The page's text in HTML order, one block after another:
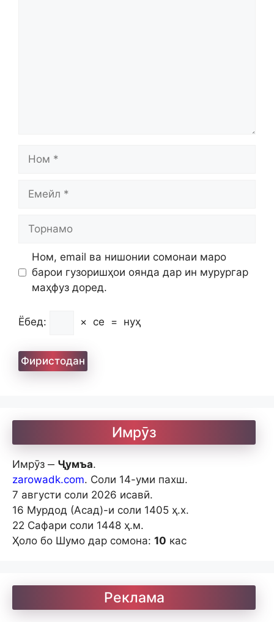
Ном, email ва нишонии сомонаи маро
барои гузоришҳои оянда дар ин мурургар
маҳфуз доред.
Ёбед: × се = нуҳ
Имрӯз
Имрӯз ‒ Ҷумъа.
zarowadk.com. Соли 14-уми пахш.
7 августи соли 2026 исавӣ.
16 Мурдод (Асад)-и соли 1405 ҳ.х.
22 Сафари соли 1448 ҳ.м.
Ҳоло бо Шумо дар сомона: 10 кас
Реклама